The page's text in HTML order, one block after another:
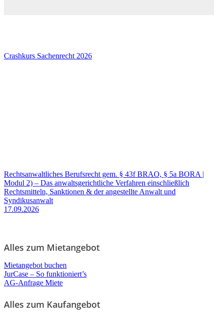
Crashkurs Sachenrecht 2026
Rechtsanwaltliches Berufsrecht gem. § 43f BRAO, § 5a BORA |
Modul 2) – Das anwaltsgerichtliche Verfahren einschließlich
Rechtsmitteln, Sanktionen & der angestellte Anwalt und
Syndikusanwalt
17.09.2026
Alles zum Mietangebot
Mietangebot buchen
JurCase – So funktioniert’s
AG-Anfrage Miete
Alles zum Kaufangebot